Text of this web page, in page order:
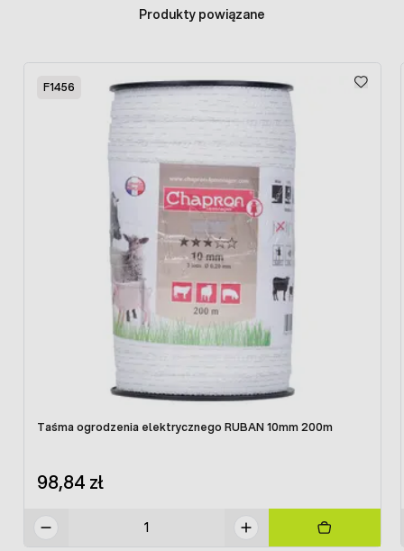
Produkty powiązane
F1456
Taśma ogrodzenia elektrycznego RUBAN 10mm 200m
98,84 zł